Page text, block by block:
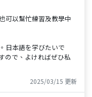
可以幫忙練習及教學中
日本語を学びたいで
ので、よければぜひ私
2025/03/15 更新